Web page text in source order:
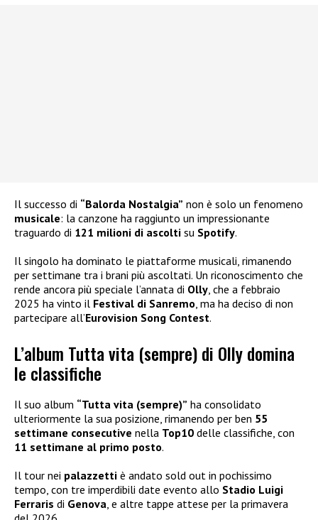
Il successo di “Balorda Nostalgia” non è solo un fenomeno
musicale: la canzone ha raggiunto un impressionante
traguardo di 121 milioni di ascolti su Spotify.
Il singolo ha dominato le piattaforme musicali, rimanendo
per settimane tra i brani più ascoltati. Un riconoscimento che
rende ancora più speciale l’annata di Olly , che a febbraio
2025 ha vinto il Festival di Sanremo , ma ha deciso di non
partecipare all’Eurovision Song Contest.
L’album Tutta vita (sempre) di Olly domina
le classifiche
Il suo album “Tutta vita (sempre)” ha consolidato
ulteriormente la sua posizione, rimanendo per ben 55
settimane consecutive nella Top10 delle classifiche, con
11 settimane al primo posto.
Il tour nei palazzetti è andato sold out in pochissimo
tempo, con tre imperdibili date evento allo Stadio Luigi
Ferraris di Genova, e altre tappe attese per la primavera